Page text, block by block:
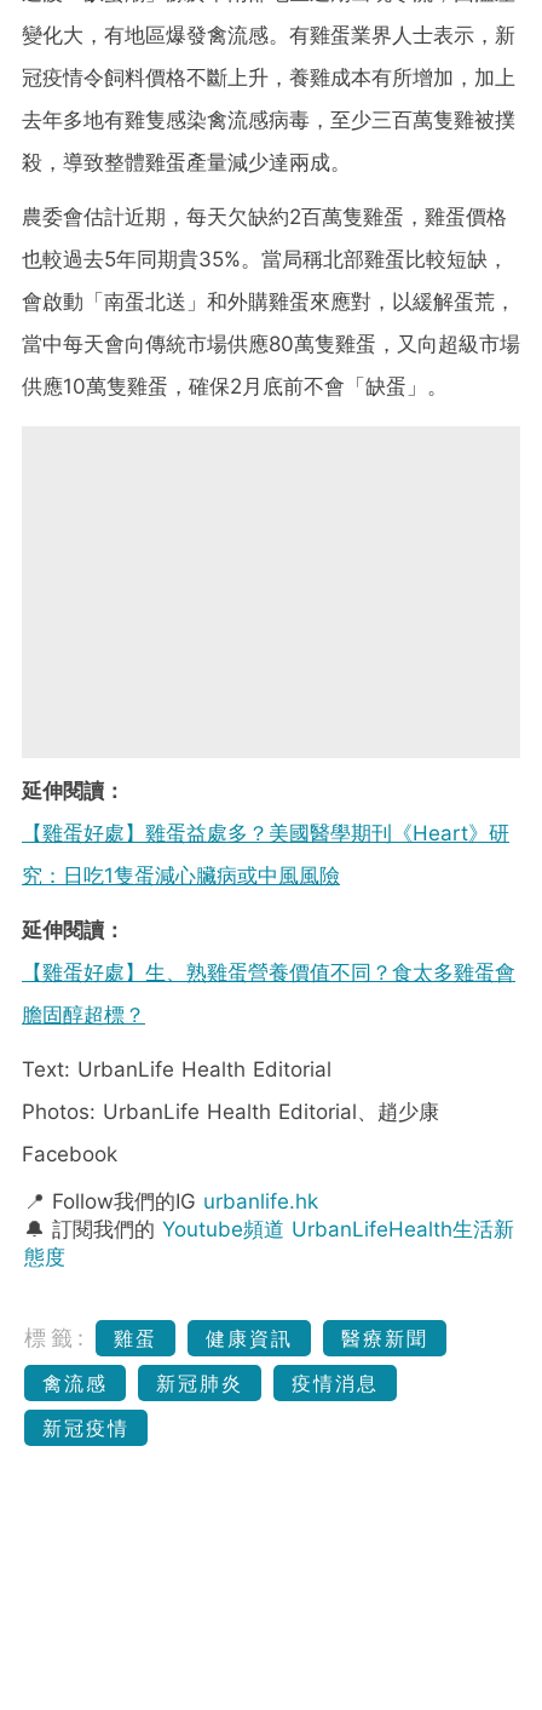
變化大，有地區爆發禽流感。有雞蛋業界人士表示，新
冠疫情令飼料價格不斷上升，養雞成本有所增加，加上
去年多地有雞隻感染禽流感病毒，至少三百萬隻雞被撲
殺，導致整體雞蛋產量減少達兩成。
農委會估計近期，每天欠缺約2百萬隻雞蛋，雞蛋價格
也較過去5年同期貴35%。當局稱北部雞蛋比較短缺，
會啟動「南蛋北送」和外購雞蛋來應對，以緩解蛋荒，
當中每天會向傳統市場供應80萬隻雞蛋，又向超級市場
供應10萬隻雞蛋，確保2月底前不會「缺蛋」。
延伸閱讀：
【雞蛋好處】雞蛋益處多？美國醫學期刊《Heart》研
究：日吃1隻蛋減心臟病或中風風險
延伸閱讀：
【雞蛋好處】生、熟雞蛋營養價值不同？食太多雞蛋會
膽固醇超標？
Text: UrbanLife Health Editorial
Photos: UrbanLife Health Editorial、趙少康
Facebook
📍 Follow我們的IG urbanlife.hk
🔔 訂閱我們的 Youtube頻道 UrbanLifeHealth生活新
態度
標籤: 雞蛋 健康資訊
醫療新聞
禽流感
新冠肺炎
疫情消息
新冠疫情